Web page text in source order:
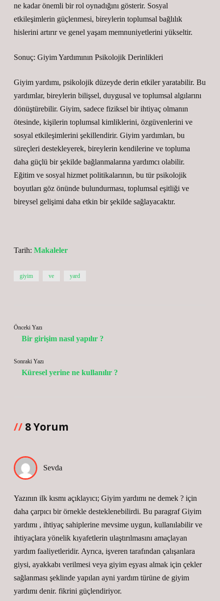
ne kadar önemli bir rol oynadığını gösterir. Sosyal
etkileşimlerin güçlenmesi, bireylerin toplumsal bağlılık
hislerini artırır ve genel yaşam memnuniyetlerini yükseltir.
Sonuç: Giyim Yardımının Psikolojik Derinlikleri
Giyim yardımı, psikolojik düzeyde derin etkiler yaratabilir. Bu
yardımlar, bireylerin bilişsel, duygusal ve toplumsal algılarını
dönüştürebilir. Giyim, sadece fiziksel bir ihtiyaç olmanın
ötesinde, kişilerin toplumsal kimliklerini, özgüvenlerini ve
sosyal etkileşimlerini şekillendirir. Giyim yardımları, bu
süreçleri destekleyerek, bireylerin kendilerine ve topluma
daha güçlü bir şekilde bağlanmalarına yardımcı olabilir.
Eğitim ve sosyal hizmet politikalarının, bu tür psikolojik
boyutları göz önünde bulundurması, toplumsal eşitliği ve
bireysel gelişimi daha etkin bir şekilde sağlayacaktır.
Tarih: Makaleler
giyim ve yard
Önceki Yazı
Bir girişim nasıl yapılır ?
Sonraki Yazı
Küresel yerine ne kullanılır ?
8 Yorum
Sevda
Yazının ilk kısmı açıklayıcı; Giyim yardımı ne demek ? için
daha çarpıcı bir örnekle desteklenebilirdi. Bu paragraf Giyim
yardımı , ihtiyaç sahiplerine mevsime uygun, kullanılabilir ve
ihtiyaçlara yönelik kıyafetlerin ulaştırılmasını amaçlayan
yardım faaliyetleridir. Ayrıca, işveren tarafından çalışanlara
giysi, ayakkabı verilmesi veya giyim eşyası almak için çekler
sağlanması şeklinde yapılan ayni yardım türüne de giyim
yardımı denir. fikrini güçlendiriyor.